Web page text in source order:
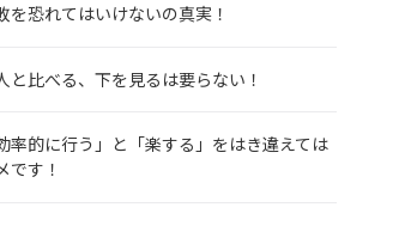
を恐れてはいけないの真実！
と比べる、下を見るは要らない！
効率的に行う」と「楽する」をはき違えては
です！